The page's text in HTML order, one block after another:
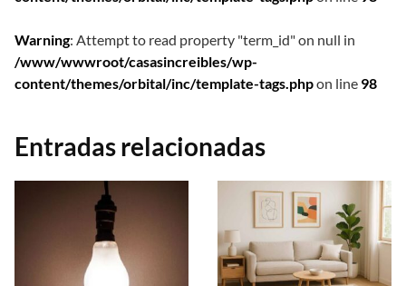
Warning: Attempt to read property "term_id" on null in
/www/wwwroot/casasincreibles/wp-
content/themes/orbital/inc/template-tags.phpon line 98
Entradas relacionadas